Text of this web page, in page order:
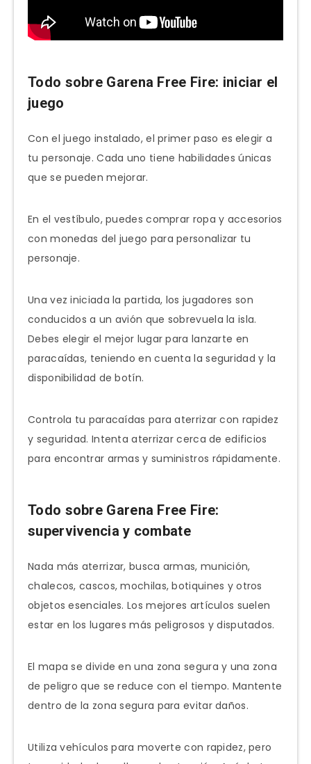
Todo sobre Garena Free Fire: iniciar el
juego
Con el juego instalado, el primer paso es elegir a
tu personaje. Cada uno tiene habilidades únicas
que se pueden mejorar.
En el vestíbulo, puedes comprar ropa y accesorios
con monedas del juego para personalizar tu
personaje.
Una vez iniciada la partida, los jugadores son
conducidos a un avión que sobrevuela la isla.
Debes elegir el mejor lugar para lanzarte en
paracaídas, teniendo en cuenta la seguridad y la
disponibilidad de botín.
Controla tu paracaídas para aterrizar con rapidez
y seguridad. Intenta aterrizar cerca de edificios
para encontrar armas y suministros rápidamente.
Todo sobre Garena Free Fire:
supervivencia y combate
Nada más aterrizar, busca armas, munición,
chalecos, cascos, mochilas, botiquines y otros
objetos esenciales. Los mejores artículos suelen
estar en los lugares más peligrosos y disputados.
El mapa se divide en una zona segura y una zona
de peligro que se reduce con el tiempo. Mantente
dentro de la zona segura para evitar daños.
Utiliza vehículos para moverte con rapidez, pero